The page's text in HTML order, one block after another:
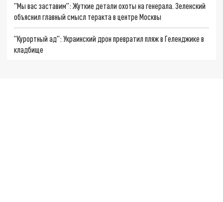
"Мы вас заставим": Жуткие детали охоты на генерала. Зеленский
объяснил главный смысл теракта в центре Москвы
"Курортный ад": Украинский дрон превратил пляж в Геленджике в
кладбище